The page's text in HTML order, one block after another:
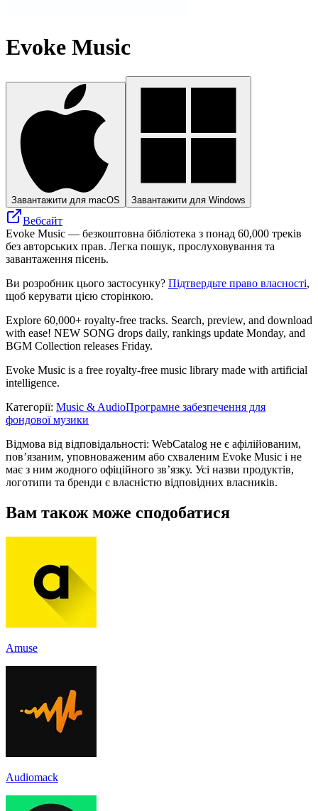
Evoke Music
Завантажити для macOS Завантажити для Windows
Вебсайт
Evoke Music — безкоштовна бібліотека з понад 60,000 треків
без авторських прав. Легка пошук, прослуховування та
завантаження пісень.
Ви розробник цього застосунку? Підтвердьте право власності,
щоб керувати цією сторінкою.
Explore 60,000+ royalty-free tracks. Search, preview, and download
with ease! NEW SONG drops daily, rankings update Monday, and
BGM Collection releases Friday.
Evoke Music is a free royalty-free music library made with artificial
intelligence.
Категорії: Music & AudioПрограмне забезпечення для
фондової музики
Відмова від відповідальності: WebCatalog не є афілійованим,
пов’язаним, уповноваженим або схваленим Evoke Music і не
має з ним жодного офіційного зв’язку. Усі назви продуктів,
логотипи та бренди є власністю відповідних власників.
Вам також може сподобатися
Amuse
Audiomack